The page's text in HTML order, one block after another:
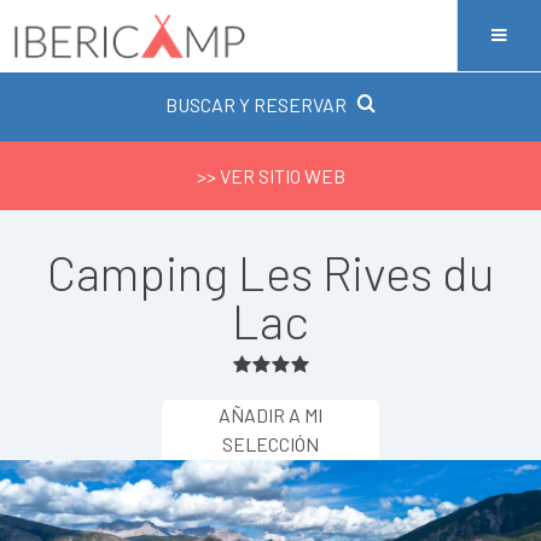
BUSCAR Y RESERVAR
>> VER SITIO WEB
Camping Les Rives du
Lac
AÑADIR A MI
SELECCIÓN